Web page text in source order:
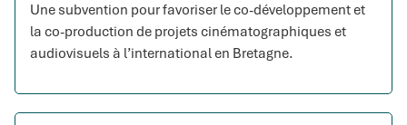
Une subvention pour favoriser le co-développement et
la co-production de projets cinématographiques et
audiovisuels à l’international en Bretagne.